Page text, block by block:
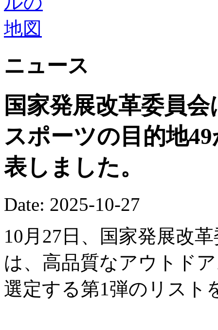
ニュース
国家発展改革委員
スポーツの目的地
表しました。
Date: 2025-10-27
10月27日、国家発展改
は、高品質なアウトド
選定する第1弾のリスト